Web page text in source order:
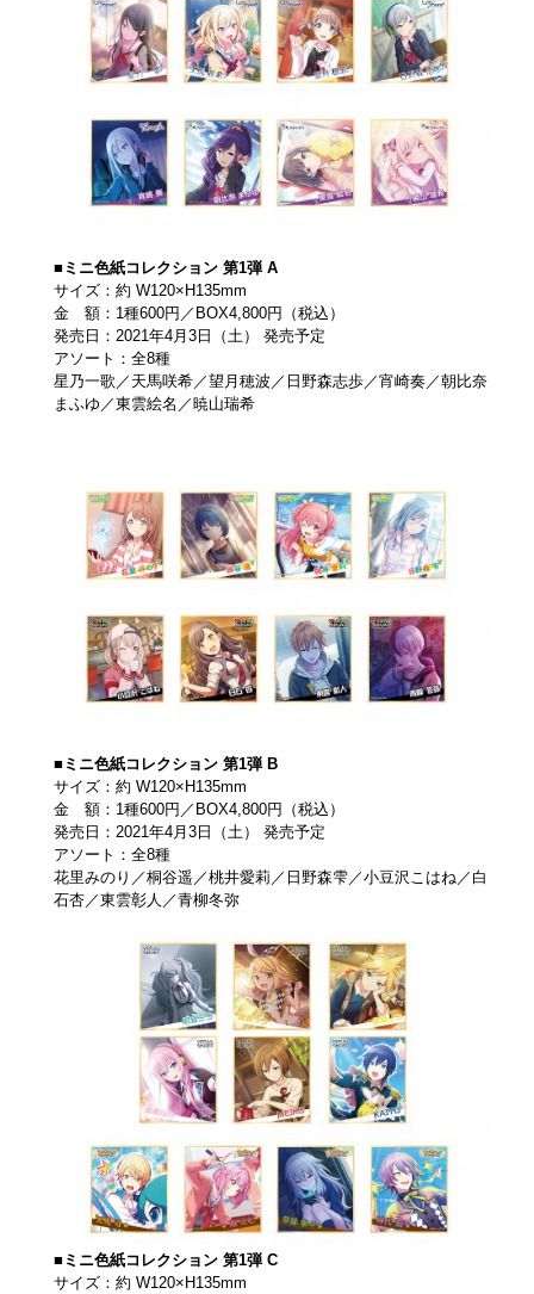
■ミニ色紙コレクション 第1弾 A
サイズ：約 W120×H135mm
金 額：1種600円／BOX4,800円（税込）
発売日：2021年4月3日（土） 発売予定
アソート：全8種
星乃一歌／天馬咲希／望月穂波／日野森志歩／宵崎奏／朝比奈
まふゆ／東雲絵名／暁山瑞希
■ミニ色紙コレクション 第1弾 B
サイズ：約 W120×H135mm
金 額：1種600円／BOX4,800円（税込）
発売日：2021年4月3日（土） 発売予定
アソート：全8種
花里みのり／桐谷遥／桃井愛莉／日野森雫／小豆沢こはね／白
石杏／東雲彰人／青柳冬弥
■ミニ色紙コレクション 第1弾 C
サイズ：約 W120×H135mm